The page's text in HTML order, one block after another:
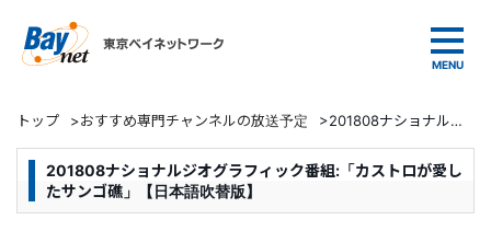
トップ >おすすめ専門チャンネルの放送予定 >201808ナショナルジオグラフィック番組:「カストロが愛したサンゴ礁」【日本語吹替版】
201808ナショナルジオグラフィック番組:「カストロが愛し
たサンゴ礁」【日本語吹替版】